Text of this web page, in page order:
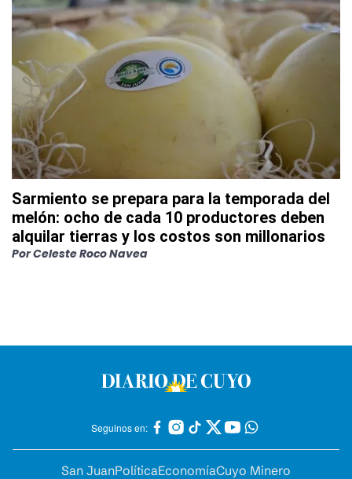
Sarmiento se prepara para la temporada del
melón: ocho de cada 10 productores deben
alquilar tierras y los costos son millonarios
PorCeleste Roco Navea
Seguinos en:
San JuanPolíticaEconomíaCuyo Minero